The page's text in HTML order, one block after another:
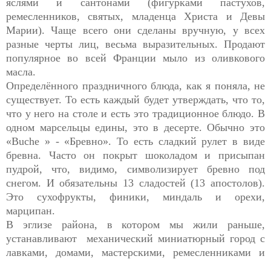
ремесленников, святых, младенца Христа и Девы
Марии). Чаще всего они сделаны вручную, у всех
разные черты лиц, весьма выразительных. Продают
популярное во всей Франции мыло из оливкового
масла.
Определённого праздничного блюда, как я поняла, не
существует. То есть каждый будет утверждать, что то,
что у него на столе и есть это традиционное блюдо. В
одном марсельцы едины, это в десерте. Обычно это
«Buche » - «Бревно». То есть сладкий рулет в виде
бревна. Часто он покрыт шоколадом и присыпан
пудрой, что, видимо, символизирует бревно под
снегом. И обязательны 13 сладостей (13 апостолов).
Это сухофрукты, финики, миндаль и орехи,
марципан.
В эглизе района, в котором мы жили раньше,
устанавливают механический миниатюрный город с
лавками, домами, мастерскими, ремесленниками и